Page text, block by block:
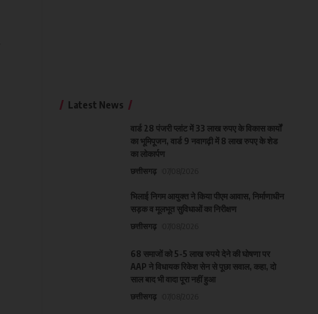
Latest News
वार्ड 28 पंजरी प्लांट में 33 लाख रुपए के विकास कार्यों
का भूमिपूजन, वार्ड 9 नवागढ़ी में 8 लाख रुपए के शेड
का लोकार्पण
छत्तीसगढ़
भिलाई निगम आयुक्त ने किया पीएम आवास, निर्माणाधीन
सड़क व मूलभूत सुविधाओं का निरीक्षण
छत्तीसगढ़
68 समाजों को 5-5 लाख रुपये देने की घोषणा पर
AAP ने विधायक रिकेश सेन से पूछा सवाल, कहा, दो
साल बाद भी वादा पूरा नहीं हुआ
छत्तीसगढ़